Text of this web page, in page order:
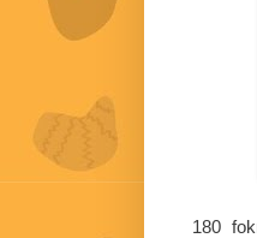
180